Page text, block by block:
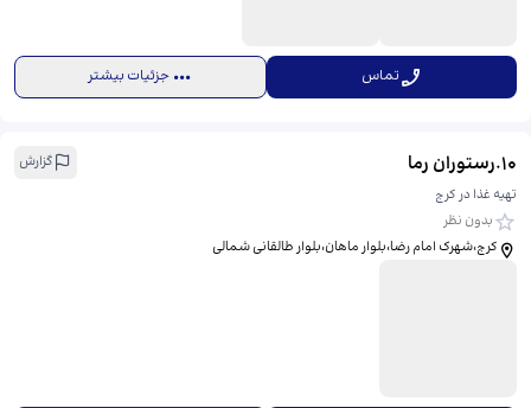
تماس جزئیات بیشتر
10
.رستوران رما
گزارش
تهیه غذا در کرج
بدون نظر
کرج،شهرک امام رضا،بلوار ماهان،بلوار طالقانی شمالی